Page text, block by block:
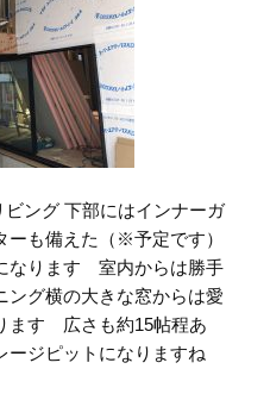
ビング 下部にはインナーガ
も備えた（※予定です）
なります 室内からは勝手
ング横の大きな窓からは愛
ます 広さも約15帖程あ
ージピットになりますね